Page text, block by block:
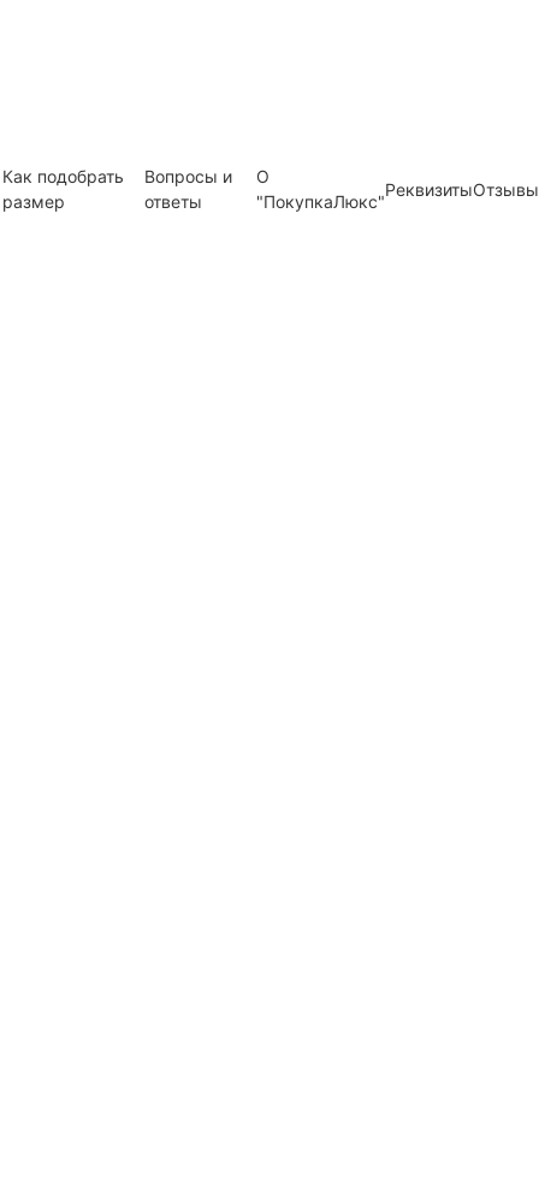
Как подобрать
размер
Вопросы и
ответы
О
"ПокупкаЛюкс"
РеквизитыОтзывы